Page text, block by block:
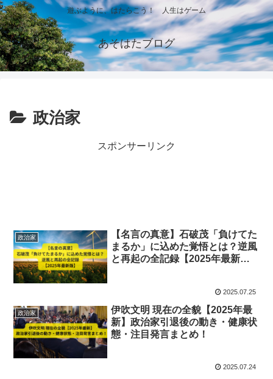
遊ぶように、はたらこう！ 人生はゲーム
あそはたブログ
政治家
スポンサーリンク
政治家
【名言の真意】石破茂「負けてた
まるか」に込めた覚悟とは？逆風
と再起の全記録【2025年最新
2025.07.25
政治家
伊吹文明 現在の全貌【2025年最
新】政治家引退後の動き・健康状
態・注目発言まとめ！
2025.07.24